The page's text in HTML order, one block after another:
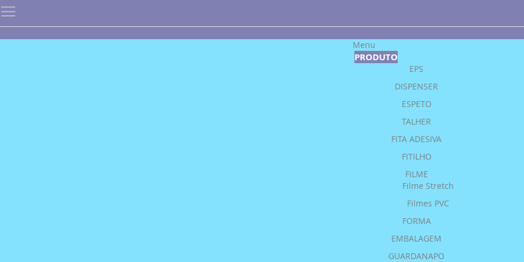
Menu
PRODUTO
EPS
DISPENSER
ESPETO
TALHER
FITA ADESIVA
FITILHO
FILME
Filme Stretch
Filmes PVC
FORMA
EMBALAGEM
GUARDANAPO